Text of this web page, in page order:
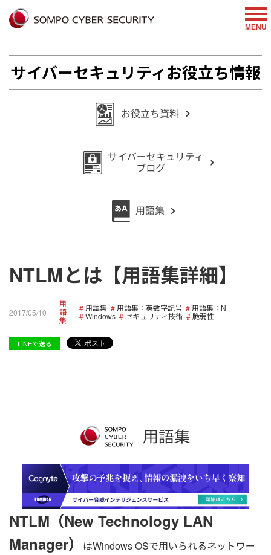
MENU
サイバーセキュリティお役立ち情報
NTLMとは【用語集詳細】
2017/05/10
用
語
集
用語集 用語集：英数字記号
用語集：N
Windows
セキュリティ技術 脆弱性
LINEで送る
NTLM（New Technology LAN
Manager）
はWindows OSで用いられるネットワー